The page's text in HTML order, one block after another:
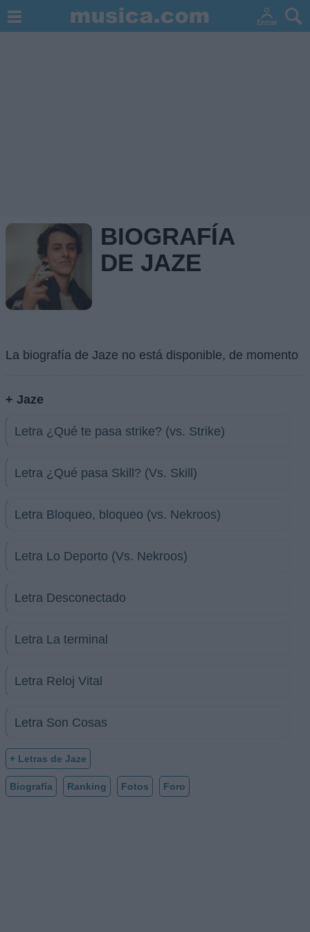
BIOGRAFÍA
DE JAZE
La biografía de Jaze no está disponible, de momento
+ Jaze
Letra ¿Qué te pasa strike? (vs. Strike)
Letra ¿Qué pasa Skill? (Vs. Skill)
Letra Bloqueo, bloqueo (vs. Nekroos)
Letra Lo Deporto (Vs. Nekroos)
Letra Desconectado
Letra La terminal
Letra Reloj Vital
Letra Son Cosas
+ Letras de Jaze
Biografía Ranking Fotos Foro